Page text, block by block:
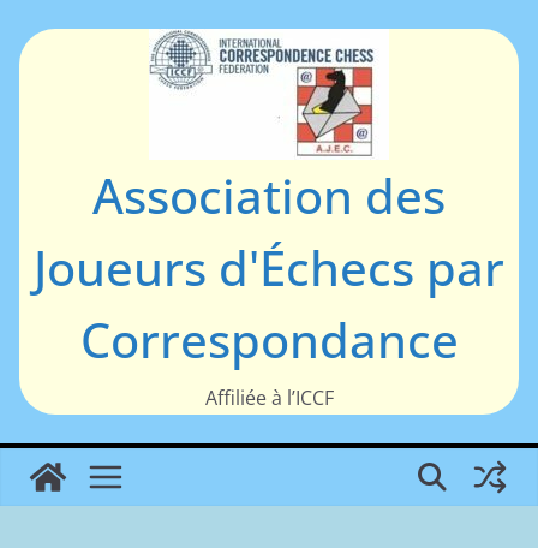
au
Association des
Joueurs d'Échecs par
Correspondance
Affiliée à l’ICCF